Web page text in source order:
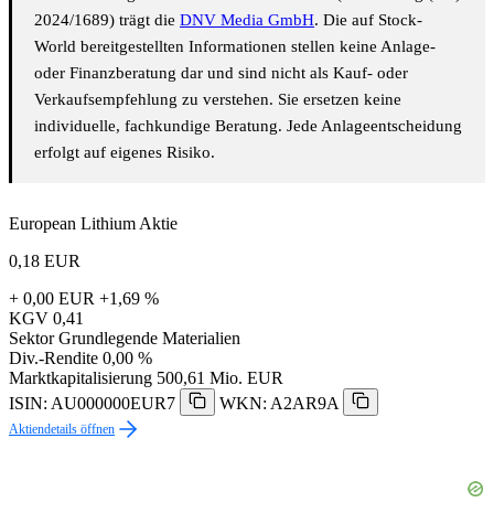
2024/1689) trägt die DNV Media GmbH. Die auf Stock-
World bereitgestellten Informationen stellen keine Anlage-
oder Finanzberatung dar und sind nicht als Kauf- oder
Verkaufsempfehlung zu verstehen. Sie ersetzen keine
individuelle, fachkundige Beratung. Jede Anlageentscheidung
erfolgt auf eigenes Risiko.
European Lithium Aktie
0,18 EUR
+ 0,00 EUR +1,69 %
KGV 0,41
Sektor Grundlegende Materialien
Div.-Rendite 0,00 %
Marktkapitalisierung 500,61 Mio. EUR
ISIN: AU000000EUR7
WKN: A2AR9A
Aktiendetails öffnen